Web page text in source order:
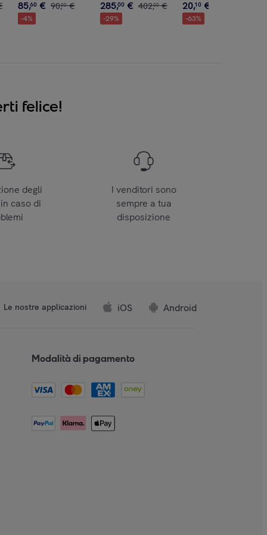
85,60 € 90,00 €
-4%
285,00 € 402,00 €
-29%
20,10 €
-63%
felice!
degli
caso di
I venditori sono
sempre a tua
disposizione
Le nostre applicazioni iOS Android
Modalità di pagamento